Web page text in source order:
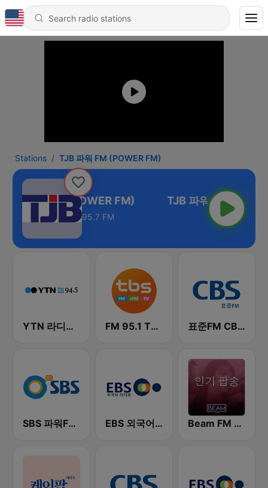
Stations TJB 파워 FM (POWER FM)
TJB 파워 FM (POWER FM)
95.7 FM
YTN 라디오 (YTN FM) - 24 Hours News Channel FM 95.1 TBS fm 표준FM CBS 라디오 (Standard FM)
SBS 파워FM-SBS 라디오 EBS 외국어 라디오 (i-radio) Beam FM - 취향저격 감각 팝송